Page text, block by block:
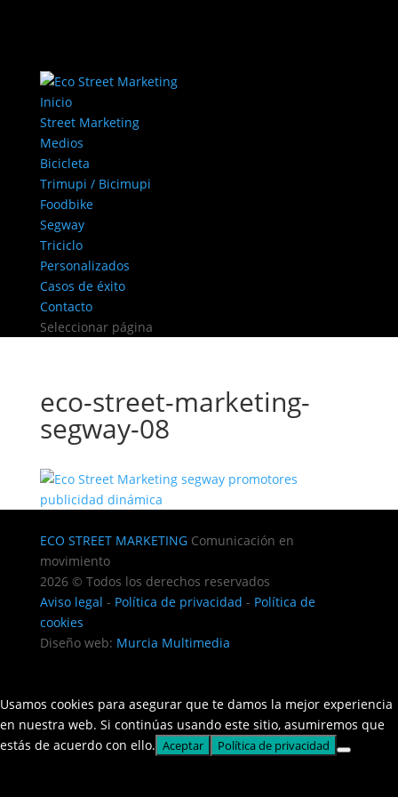
Inicio
Street Marketing
Medios
Bicicleta
Trimupi / Bicimupi
Foodbike
Segway
Triciclo
Personalizados
Casos de éxito
Contacto
Seleccionar página
eco-street-marketing-
segway-08
ECO STREET MARKETINGComunicación en
movimiento
2026 © Todos los derechos reservados
Aviso legal - Política de privacidad - Política de
cookies
Diseño web: Murcia Multimedia
Usamos cookies para asegurar que te damos la mejor experiencia
en nuestra web. Si continúas usando este sitio, asumiremos que
estás de acuerdo con ello. Aceptar Política de privacidad